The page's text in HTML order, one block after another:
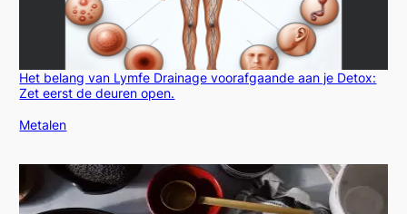
Het belang van Lymfe Drainage voorafgaande aan je Detox:
Zet eerst de deuren open.
In relatie tot
Metalen